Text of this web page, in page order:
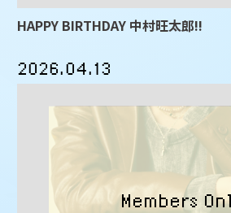
HAPPY BIRTHDAY 中村旺太郎!!
2026.04.13